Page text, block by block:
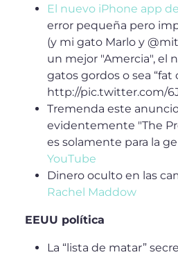
El nuevo iPhone app
error pequeña pero
(y mi gato Marlo y
un mejor "Amercia", el
gatos gordos o sea “fat
http://pic.twitter.com/
Tremenda este
evidentemente "The
es solamente para la
YouTube
Dinero oculto en las
Rachel Maddow
EEUU política
La “lista de matar”